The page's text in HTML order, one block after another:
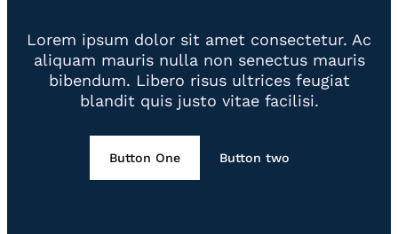
Lorem ipsum dolor sit amet consectetur. Ac
aliquam mauris nulla non senectus mauris
bibendum. Libero risus ultrices feugiat
blandit quis justo vitae facilisi.
Button One Button two